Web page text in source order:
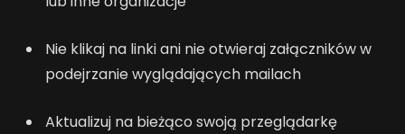
Nie klikaj na linki ani nie otwieraj załączników w
podejrzanie wyglądających mailach
Aktualizuj na bieżąco swoją przeglądarkę